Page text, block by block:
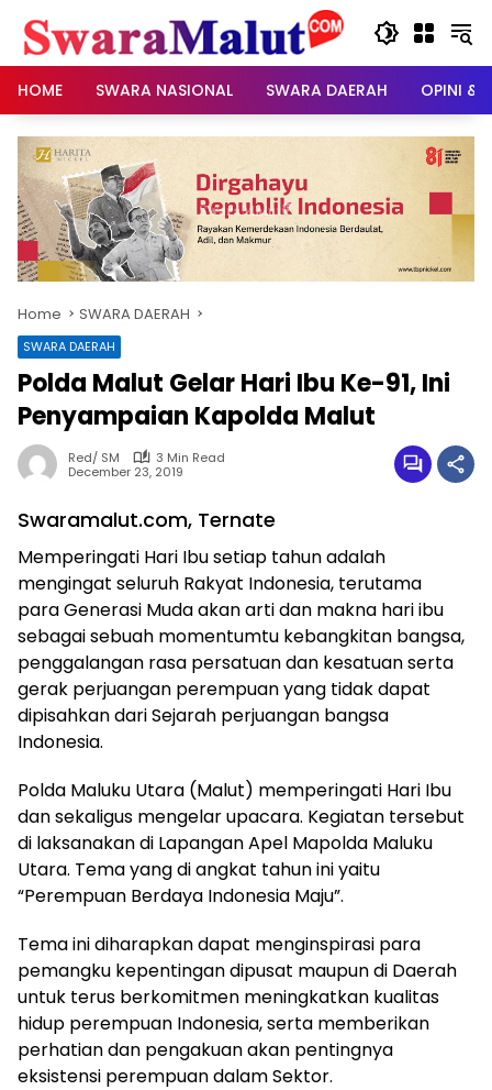
content
HOME
SWARA NASIONAL SWARA DAERAH OPINI &
Home SWARA DAERAH
SWARA DAERAH
Polda Malut Gelar Hari Ibu Ke-91, Ini
Penyampaian Kapolda Malut
Red/ SM
3 Min Read
December 23, 2019
Swaramalut.com, Ternate
Memperingati Hari Ibu setiap tahun adalah
mengingat seluruh Rakyat Indonesia, terutama
para Generasi Muda akan arti dan makna hari ibu
sebagai sebuah momentumtu kebangkitan bangsa,
penggalangan rasa persatuan dan kesatuan serta
gerak perjuangan perempuan yang tidak dapat
dipisahkan dari Sejarah perjuangan bangsa
Indonesia.
Polda Maluku Utara (Malut) memperingati Hari Ibu
dan sekaligus mengelar upacara. Kegiatan tersebut
di laksanakan di Lapangan Apel Mapolda Maluku
Utara. Tema yang di angkat tahun ini yaitu
“Perempuan Berdaya Indonesia Maju”.
Tema ini diharapkan dapat menginspirasi para
pemangku kepentingan dipusat maupun di Daerah
untuk terus berkomitmen meningkatkan kualitas
hidup perempuan Indonesia, serta memberikan
perhatian dan pengakuan akan pentingnya
eksistensi perempuan dalam Sektor.